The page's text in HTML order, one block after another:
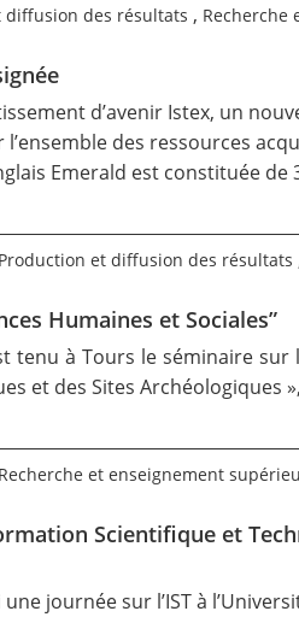
diffusion des résultats , Recherche
d’avenir Istex, un
des ressources
Emerald est constituée de
Production et diffusion des résultats
Humaines et Sociales”
tenu à Tours le séminaire
et des Sites Archéologiques
Recherche et enseignement
Scientifique et
journée sur l’IST à